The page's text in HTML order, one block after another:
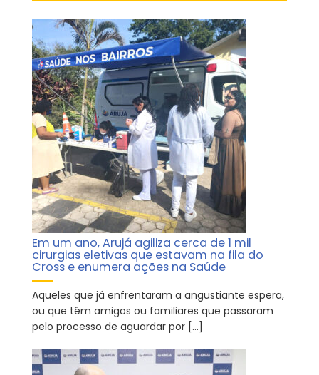
Em um ano, Arujá agiliza cerca de 1 mil
cirurgias eletivas que estavam na fila do
Cross e enumera ações na Saúde
Aqueles que já enfrentaram a angustiante espera,
ou que têm amigos ou familiares que passaram
pelo processo de aguardar por […]